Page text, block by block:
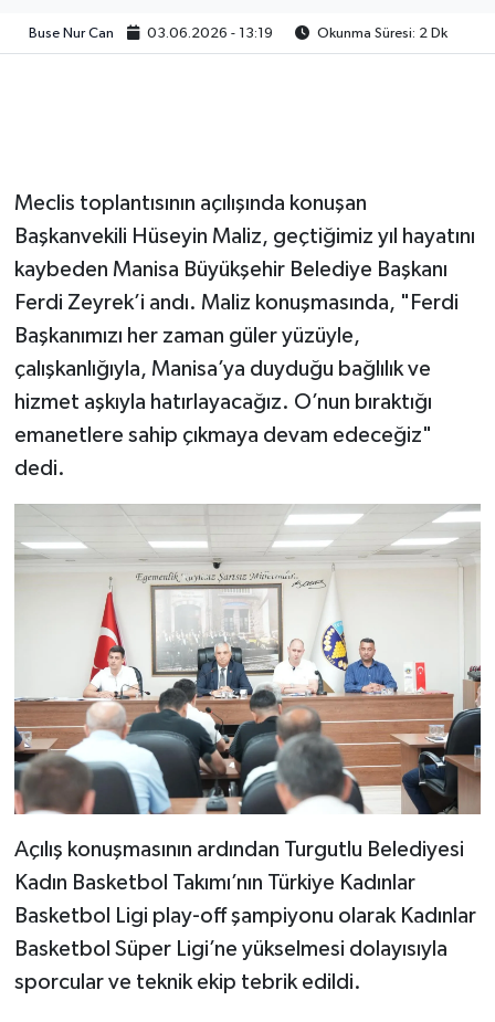
Buse Nur Can 03.06.2026 - 13:19 Okunma Süresi: 2 Dk
Meclis toplantısının açılışında konuşan
Başkanvekili Hüseyin Maliz, geçtiğimiz yıl hayatını
kaybeden Manisa Büyükşehir Belediye Başkanı
Ferdi Zeyrek’i andı. Maliz konuşmasında, "Ferdi
Başkanımızı her zaman güler yüzüyle,
çalışkanlığıyla, Manisa’ya duyduğu bağlılık ve
hizmet aşkıyla hatırlayacağız. O’nun bıraktığı
emanetlere sahip çıkmaya devam edeceğiz"
dedi.
Açılış konuşmasının ardından Turgutlu Belediyesi
Kadın Basketbol Takımı’nın Türkiye Kadınlar
Basketbol Ligi play-off şampiyonu olarak Kadınlar
Basketbol Süper Ligi’ne yükselmesi dolayısıyla
sporcular ve teknik ekip tebrik edildi.